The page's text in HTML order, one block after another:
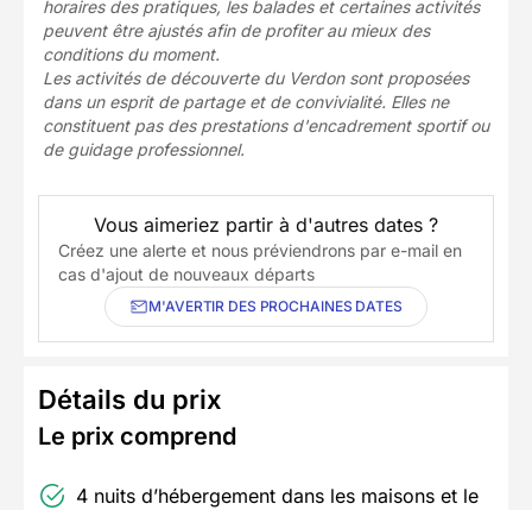
horaires des pratiques, les balades et certaines activités
peuvent être ajustés afin de profiter au mieux des
conditions du moment.
Les activités de découverte du Verdon sont proposées
dans un esprit de partage et de convivialité. Elles ne
constituent pas des prestations d'encadrement sportif ou
de guidage professionnel.
Vous aimeriez partir à d'autres dates ?
Créez une alerte et nous préviendrons par e-mail en
cas d'ajout de nouveaux départs
M'AVERTIR DES PROCHAINES DATES
Détails du prix
Le prix comprend
4 nuits d’hébergement dans les maisons et le